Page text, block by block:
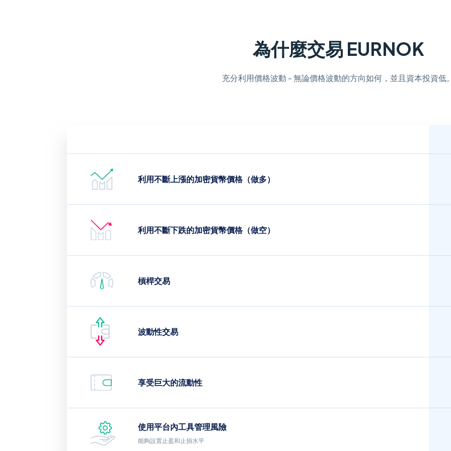
為什麼交易 EURNOK
充分利用價格波動 - 無論價格波動的方向如何，並且資本投資低
利用不斷上漲的加密貨幣價格（做多）
利用不斷下跌的加密貨幣價格（做空）
槓桿交易
波動性交易
享受巨大的流動性
使用平台內工具管理風險
能夠設置止盈和止損水平